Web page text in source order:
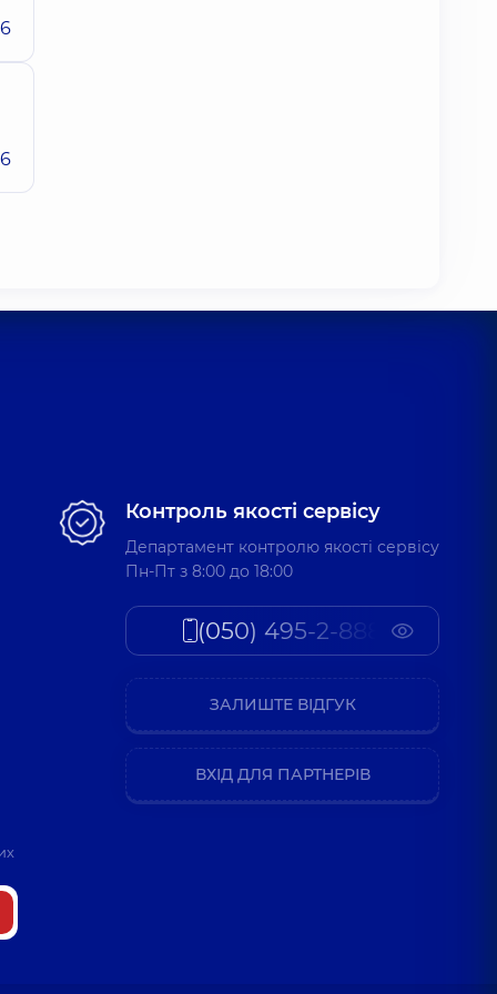
Контроль якості сервісу
Департамент контролю якості сервісу
Пн-Пт з 8:00 до 18:00
(050) 495-2-888
ЗАЛИШТЕ ВІДГУК
ВХІД ДЛЯ ПАРТНЕРІВ